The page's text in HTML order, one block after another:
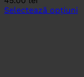
Selectează opțiuni